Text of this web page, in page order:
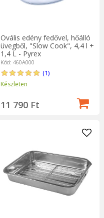
Ovális edény fedővel, hőálló
üvegből, "Slow Cook", 4,4 l +
1,4 L - Pyrex
Kód: 460A000
(1)
Készleten
11 790 Ft